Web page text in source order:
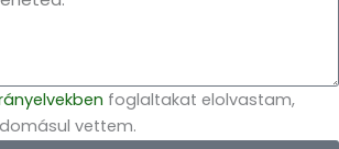
foglaltakat elolvastam,
vettem.